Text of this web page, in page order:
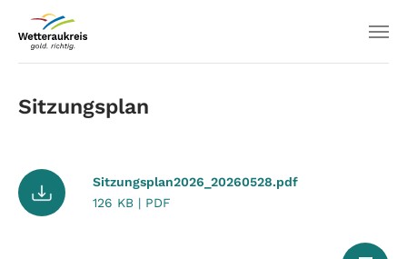
Sitzungsplan
Sitzungsplan2026_20260528.pdf
126 KB | PDF